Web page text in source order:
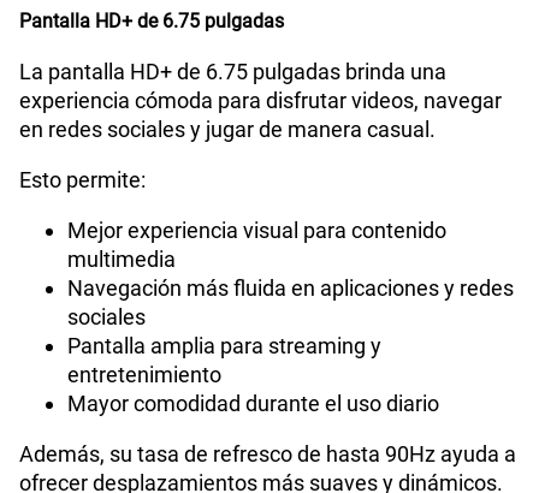
La pantalla HD+ de 6.75 pulgadas brinda una
experiencia cómoda para disfrutar videos, navegar
Mejor experiencia visual para contenido
multimedia
Navegación más fluida en aplicaciones y redes
sociales
Pantalla amplia para streaming y
entretenimiento
Además, su tasa de refresco de hasta 90Hz ayuda a